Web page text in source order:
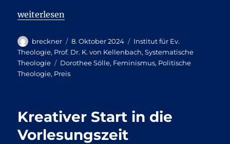
„Verleihung des Sölle-Preis 2024 an Katharina von
weiterlesen
Autor
breckner
Veröffentlicht
am
8. Oktober 2024 Kategorien
Institut für Ev.
Theologie, Prof. Dr. K. von Kellenbach,Systematische
Theologie
Schlagwörter
Dorothee Sölle, Feminismus, Politische
Theologie, Preis
Kreativer Start in die
Vorlesungszeit